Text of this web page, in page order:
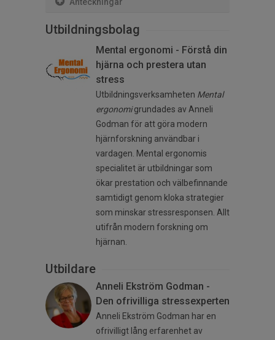
Utbildningsbolag
Mental ergonomi - Förstå din
hjärna och prestera utan
stress
Utbildningsverksamheten Mental
ergonomigrundades av Anneli
Godman för att göra modern
hjärnforskning användbar i
vardagen. Mental ergonomis
specialitet är utbildningar som
ökar prestation och välbefinnande
samtidigt genom kloka strategier
som minskar stressresponsen. Allt
utifrån modern forskning om
hjärnan.
Utbildare
Anneli Ekström Godman -
Den ofrivilliga stressexperten
Anneli Ekström Godman har en
ofrivilligt lång erfarenhet av